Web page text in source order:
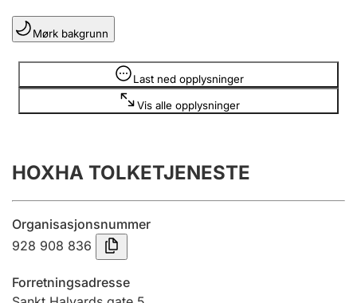
Lag og forening
Registrere, endre, slette
Årsregnskap
Innsending og forsinkelsesgebyr
Mørk bakgrunn
Last ned opplysninger
Vis alle opplysninger
Opplysninger er skjult
HOXHA TOLKETJENESTE
Organisasjonsnummer
928 908 836
Forretningsadresse